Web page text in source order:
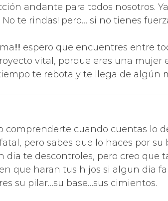
andante para todos nosotros.
No te rindas! pero… si no tienes
espero que encuentres entre
vital, porque eres una
te rebota y te llega de
comprenderte cuando cuentas lo
pero sabes que lo haces por su
dia te descontroles, pero creo
que haran tus hijos si algun dia
su pilar…su base…sus cimientos.